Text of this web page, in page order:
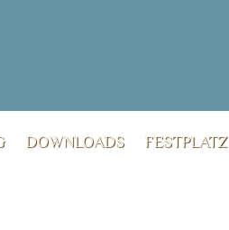
DOWNLOADS